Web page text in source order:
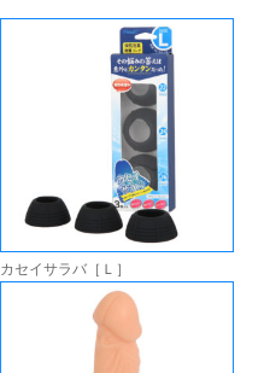
カセイサラバ［Ｌ］